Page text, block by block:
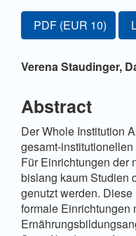
Artikel-
Sidebar
Zugang für
PDF (EUR 10)
Verena Staudinger,
Abstract
Der Whole Institution
gesamt-
Für Einrichtungen der
bislang kaum Studien
genutzt werden.
formale Einrichtungen